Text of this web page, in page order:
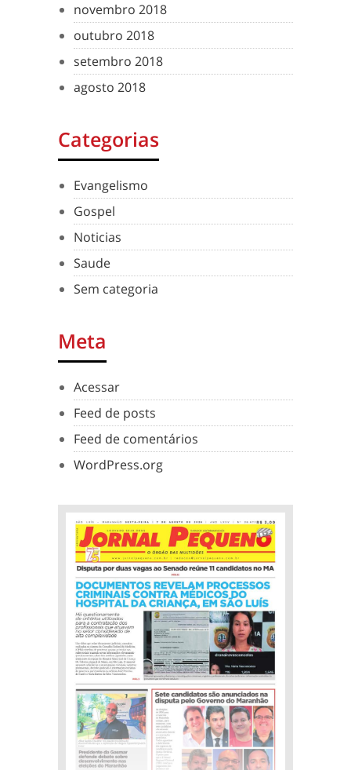
novembro 2018
outubro 2018
setembro 2018
agosto 2018
Categorias
Evangelismo
Gospel
Noticias
Saude
Sem categoria
Meta
Acessar
Feed de posts
Feed de comentários
WordPress.org